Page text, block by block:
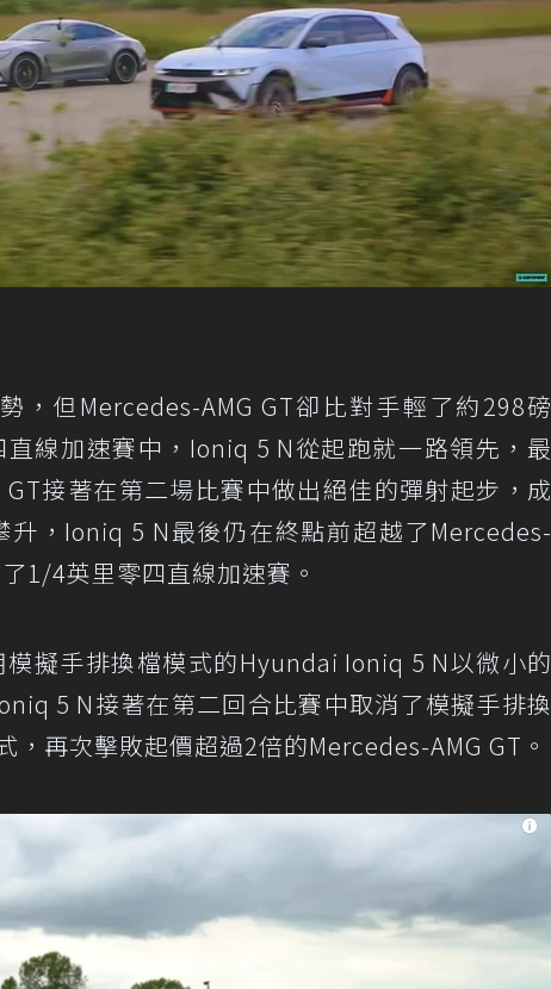
，但Mercedes-AMG GT卻比對手輕了約298磅
線加速賽中，Ioniq 5 N從起跑就一路領先，最
接著在第二場比賽中做出絕佳的彈射起步，成
，Ioniq 5 N最後仍在終點前超越了Mercedes-
1/4英里零四直線加速賽。
擬手排換檔模式的Hyundai Ioniq 5 N以微小的
5 N接著在第二回合比賽中取消了模擬手排換
再次擊敗起價超過2倍的Mercedes-AMG GT。